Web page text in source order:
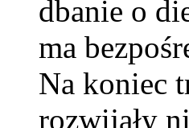
dbanie o
ma
Na koniec
rozwijały